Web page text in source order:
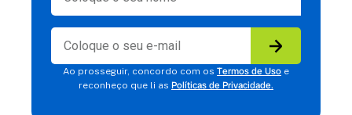
Ao prosseguir, concordo com os Termos de Uso e
reconheço que li as Políticas de Privacidade.